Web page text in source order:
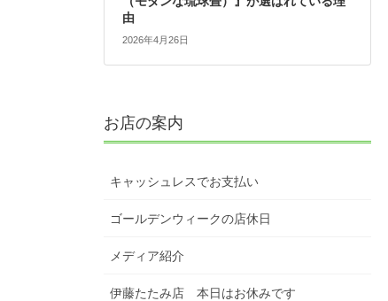
由
2026年4月26日
お店の案内
キャッシュレスでお支払い
ゴールデンウィークの店休日
メディア紹介
伊藤たたみ店 本日はお休みです